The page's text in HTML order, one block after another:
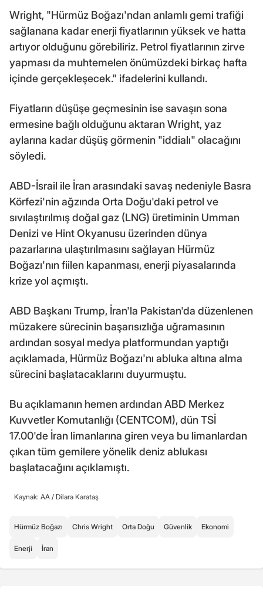
Wright, "Hürmüz Boğazı'ndan anlamlı gemi trafiği
sağlanana kadar enerji fiyatlarının yüksek ve hatta
artıyor olduğunu görebiliriz. Petrol fiyatlarının zirve
yapması da muhtemelen önümüzdeki birkaç hafta
içinde gerçekleşecek." ifadelerini kullandı.
Fiyatların düşüşe geçmesinin ise savaşın sona
ermesine bağlı olduğunu aktaran Wright, yaz
aylarına kadar düşüş görmenin "iddialı" olacağını
söyledi.
ABD-İsrail ile İran arasındaki savaş nedeniyle Basra
Körfezi'nin ağzında Orta Doğu'daki petrol ve
sıvılaştırılmış doğal gaz (LNG) üretiminin Umman
Denizi ve Hint Okyanusu üzerinden dünya
pazarlarına ulaştırılmasını sağlayan Hürmüz
Boğazı'nın fiilen kapanması, enerji piyasalarında
krize yol açmıştı.
ABD Başkanı Trump, İran'la Pakistan'da düzenlenen
müzakere sürecinin başarısızlığa uğramasının
ardından sosyal medya platformundan yaptığı
açıklamada, Hürmüz Boğazı'nı abluka altına alma
sürecini başlatacaklarını duyurmuştu.
Bu açıklamanın hemen ardından ABD Merkez
Kuvvetler Komutanlığı (CENTCOM), dün TSİ
17.00'de İran limanlarına giren veya bu limanlardan
çıkan tüm gemilere yönelik deniz ablukası
başlatacağını açıklamıştı.
Kaynak: AA / Dilara Karataş
Hürmüz Boğazı Chris Wright Orta Doğu Güvenlik Ekonomi
Enerji İran